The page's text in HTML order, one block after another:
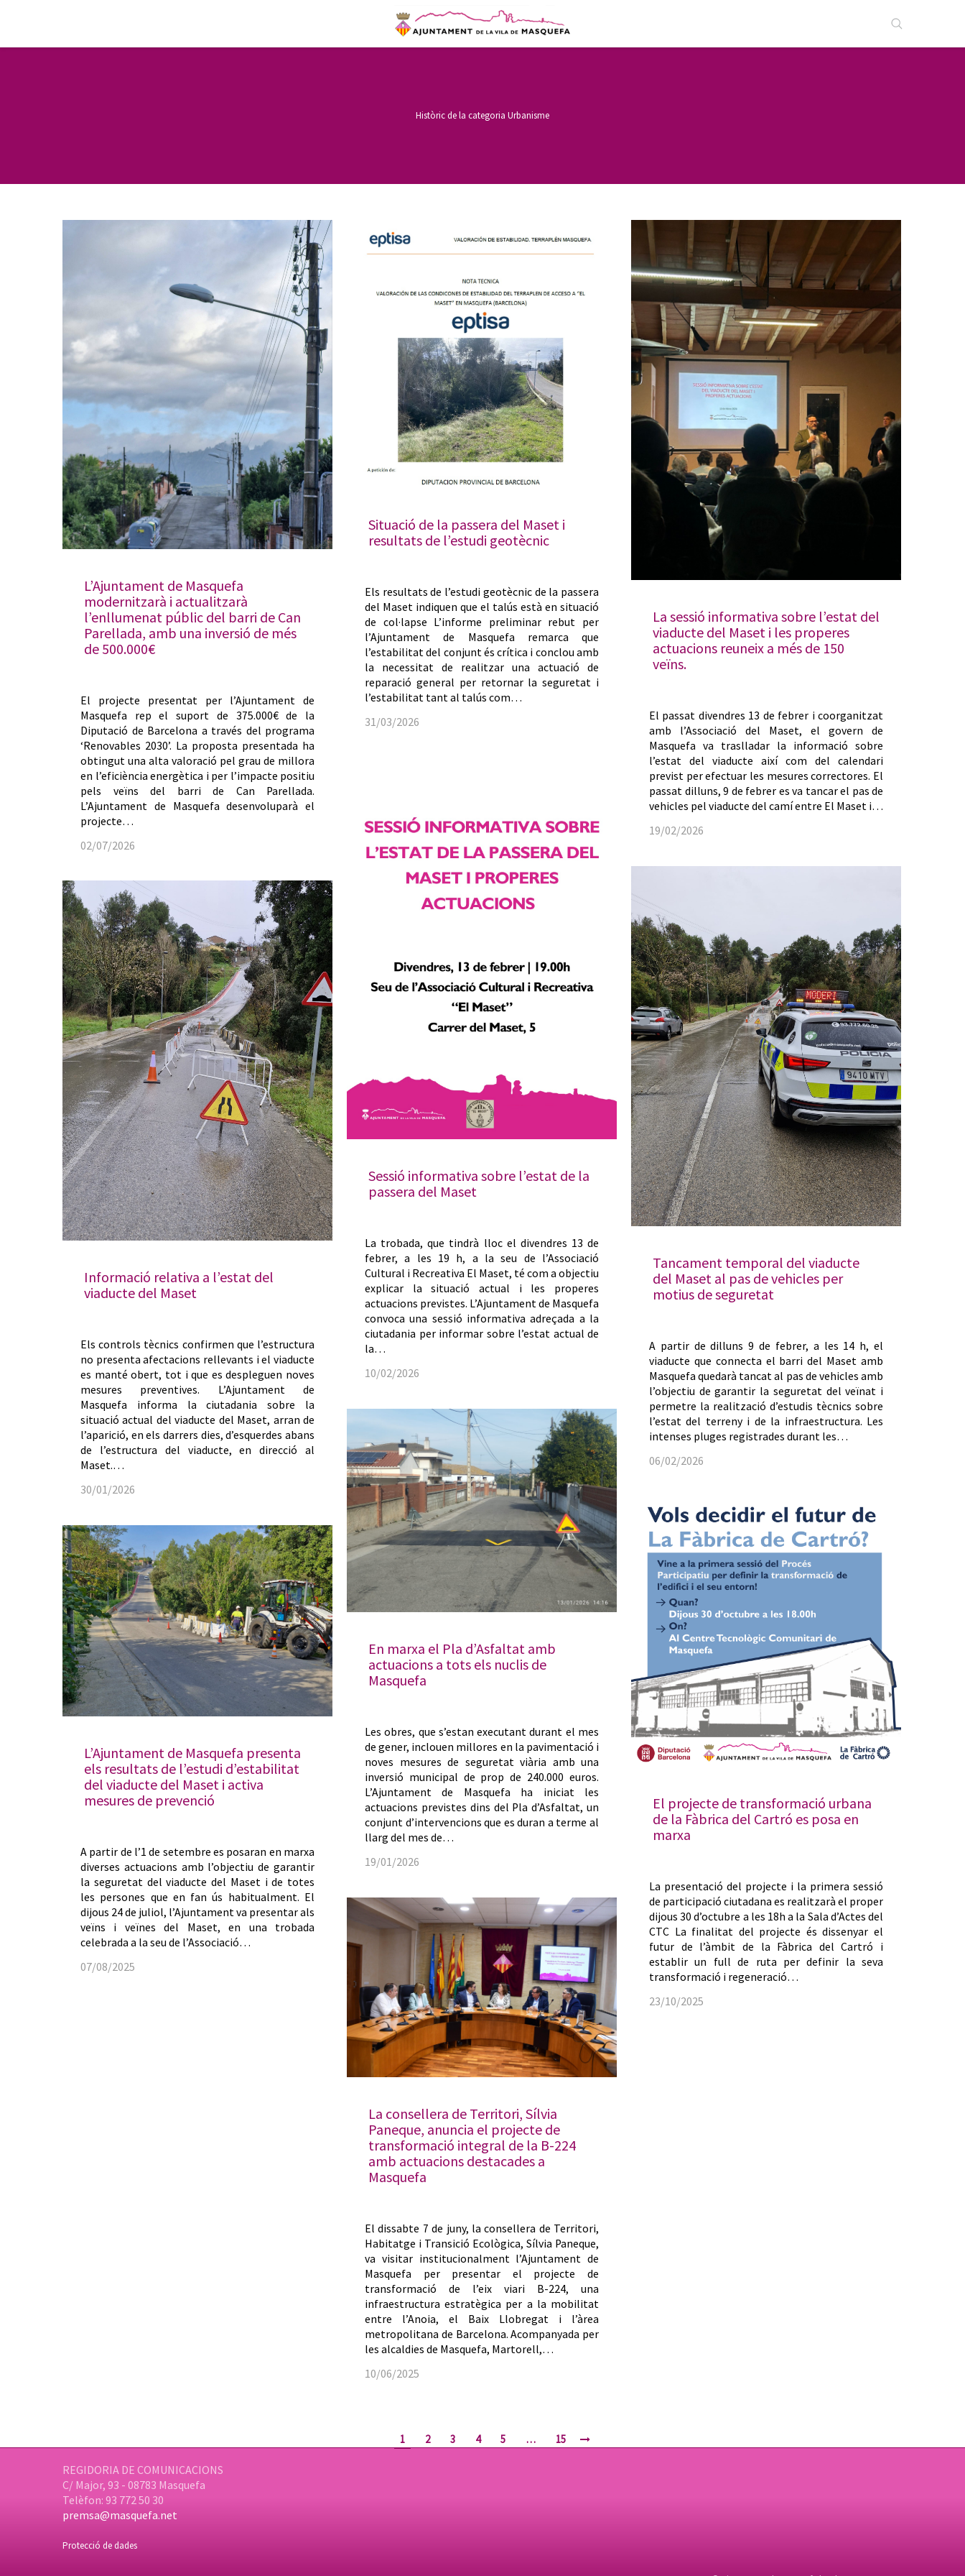
Històric de la categoria Urbanisme
L’Ajuntament de Masquefa
modernitzarà i actualitzarà
l’enllumenat públic del barri de Can
Parellada, amb una inversió de més
de 500.000€
El projecte presentat per l’Ajuntament de
Masquefa rep el suport de 375.000€ de la
Diputació de Barcelona a través del programa
‘Renovables 2030’. La proposta presentada ha
obtingut una alta valoració pel grau de millora
en l’eficiència energètica i per l’impacte positiu
pels veïns del barri de Can Parellada.
L’Ajuntament de Masquefa desenvoluparà el
projecte…
02/07/2026
Situació de la passera del Maset i
resultats de l’estudi geotècnic
Els resultats de l’estudi geotècnic de la passera
del Maset indiquen que el talús està en situació
de col·lapse L’informe preliminar rebut per
l’Ajuntament de Masquefa remarca que
l’estabilitat del conjunt és crítica i conclou amb
la necessitat de realitzar una actuació de
reparació general per retornar la seguretat i
l’estabilitat tant al talús com…
31/03/2026
La sessió informativa sobre l’estat del
viaducte del Maset i les properes
actuacions reuneix a més de 150
veïns.
El passat divendres 13 de febrer i coorganitzat
amb l’Associació del Maset, el govern de
Masquefa va traslladar la informació sobre
l’estat del viaducte així com del calendari
previst per efectuar les mesures correctores. El
passat dilluns, 9 de febrer es va tancar el pas de
vehicles pel viaducte del camí entre El Maset i…
19/02/2026
Sessió informativa sobre l’estat de la
passera del Maset
La trobada, que tindrà lloc el divendres 13 de
febrer, a les 19 h, a la seu de l’Associació
Cultural i Recreativa El Maset, té com a objectiu
explicar la situació actual i les properes
actuacions previstes. L’Ajuntament de Masquefa
convoca una sessió informativa adreçada a la
ciutadania per informar sobre l’estat actual de
la…
10/02/2026
Tancament temporal del viaducte
del Maset al pas de vehicles per
motius de seguretat
A partir de dilluns 9 de febrer, a les 14 h, el
viaducte que connecta el barri del Maset amb
Masquefa quedarà tancat al pas de vehicles amb
l’objectiu de garantir la seguretat del veïnat i
permetre la realització d’estudis tècnics sobre
l’estat del terreny i de la infraestructura. Les
intenses pluges registrades durant les…
06/02/2026
Informació relativa a l’estat del
viaducte del Maset
Els controls tècnics confirmen que l’estructura
no presenta afectacions rellevants i el viaducte
es manté obert, tot i que es despleguen noves
mesures preventives. L’Ajuntament de
Masquefa informa la ciutadania sobre la
situació actual del viaducte del Maset, arran de
l’aparició, en els darrers dies, d’esquerdes abans
de l’estructura del viaducte, en direcció al
Maset.…
30/01/2026
En marxa el Pla d’Asfaltat amb
actuacions a tots els nuclis de
Masquefa
Les obres, que s’estan executant durant el mes
de gener, inclouen millores en la pavimentació i
noves mesures de seguretat viària amb una
inversió municipal de prop de 240.000 euros.
L’Ajuntament de Masquefa ha iniciat les
actuacions previstes dins del Pla d’Asfaltat, un
conjunt d’intervencions que es duran a terme al
llarg del mes de…
19/01/2026
El projecte de transformació urbana
de la Fàbrica del Cartró es posa en
marxa
La presentació del projecte i la primera sessió
de participació ciutadana es realitzarà el proper
dijous 30 d’octubre a les 18h a la Sala d’Actes del
CTC La finalitat del projecte és dissenyar el
futur de l’àmbit de la Fàbrica del Cartró i
establir un full de ruta per definir la seva
transformació i regeneració…
23/10/2025
L’Ajuntament de Masquefa presenta
els resultats de l’estudi d’estabilitat
del viaducte del Maset i activa
mesures de prevenció
A partir de l’1 de setembre es posaran en marxa
diverses actuacions amb l’objectiu de garantir
la seguretat del viaducte del Maset i de totes
les persones que en fan ús habitualment. El
dijous 24 de juliol, l’Ajuntament va presentar als
veïns i veïnes del Maset, en una trobada
celebrada a la seu de l’Associació…
07/08/2025
La consellera de Territori, Sílvia
Paneque, anuncia el projecte de
transformació integral de la B-224
amb actuacions destacades a
Masquefa
El dissabte 7 de juny, la consellera de Territori,
Habitatge i Transició Ecològica, Sílvia Paneque,
va visitar institucionalment l’Ajuntament de
Masquefa per presentar el projecte de
transformació de l’eix viari B-224, una
infraestructura estratègica per a la mobilitat
entre l’Anoia, el Baix Llobregat i l’àrea
metropolitana de Barcelona. Acompanyada per
les alcaldies de Masquefa, Martorell,…
10/06/2025
1 2 3 4 5 … 15
REGIDORIA DE COMUNICACIONS
C/ Major, 93 - 08783 Masquefa
Telèfon: 93 772 50 30
premsa@masquefa.net
Protecció de dades